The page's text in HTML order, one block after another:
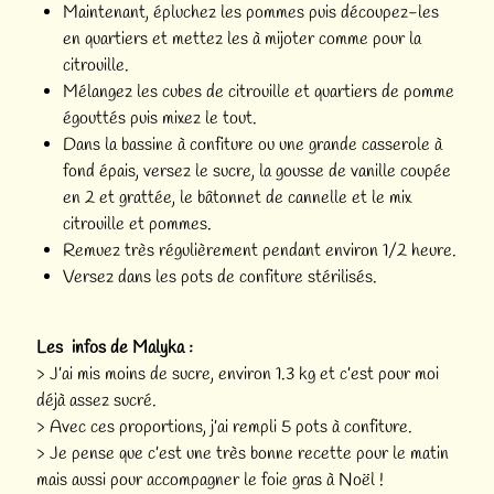
Maintenant, épluchez les pommes puis découpez-les
en quartiers et mettez les à mijoter comme pour la
citrouille.
Mélangez les cubes de citrouille et quartiers de pomme
égouttés puis mixez le tout.
Dans la bassine à confiture ou une grande casserole à
fond épais, versez le sucre, la gousse de vanille coupée
en 2 et grattée, le bâtonnet de cannelle et le mix
citrouille et pommes.
Remuez très régulièrement pendant environ 1/2 heure.
Versez dans les pots de confiture stérilisés.
Les infos de Malyka :
> J’ai mis moins de sucre, environ 1.3 kg et c’est pour moi
déjà assez sucré.
> Avec ces proportions, j’ai rempli 5 pots à confiture.
> Je pense que c’est une très bonne recette pour le matin
mais aussi pour accompagner le foie gras à Noël !